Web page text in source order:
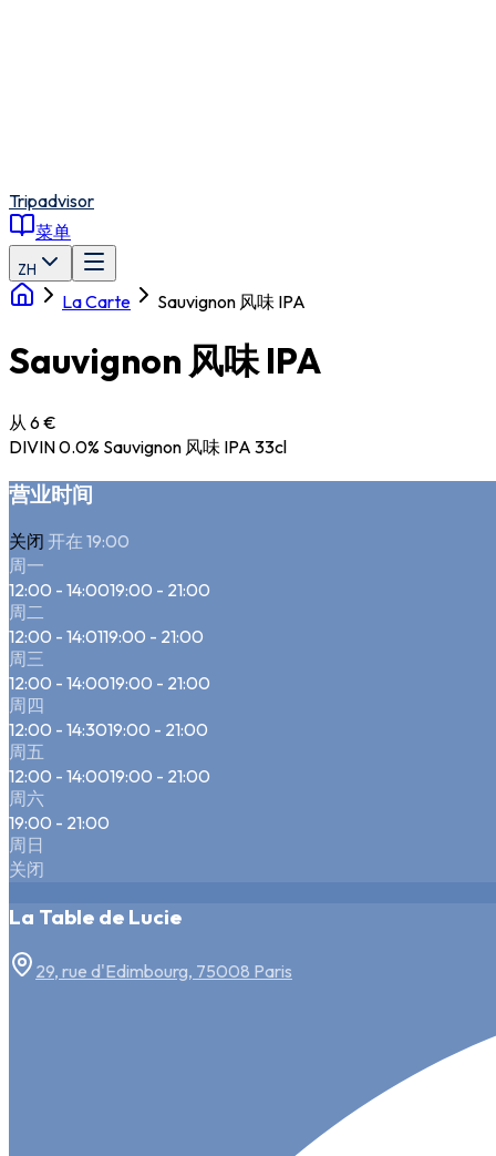
Tripadvisor
菜单
ZH
La Carte Sauvignon 风味 IPA
Sauvignon 风味 IPA
从 6 €
DIVIN 0.0% Sauvignon 风味 IPA 33cl
营业时间
关闭 开在 19:00
周一
12:00 - 14:0019:00 - 21:00
周二
12:00 - 14:0119:00 - 21:00
周三
12:00 - 14:0019:00 - 21:00
周四
12:00 - 14:3019:00 - 21:00
周五
12:00 - 14:0019:00 - 21:00
周六
19:00 - 21:00
周日
关闭
La Table de Lucie
29, rue d'Edimbourg, 75008 Paris